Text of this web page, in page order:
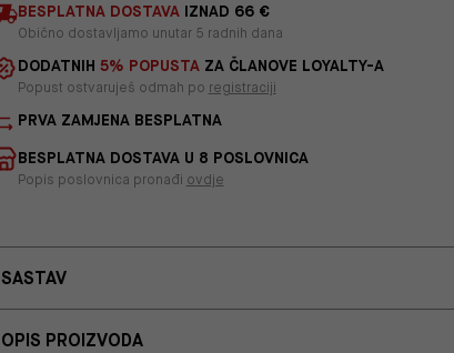
BESPLATNA DOSTAVAIZNAD 66 €
Obično dostavljamo unutar 5 radnih dana
DODATNIH 5% POPUSTAZA ČLANOVE LOYALTY-A
Popust ostvaruješ odmah po registraciji
PRVA ZAMJENA BESPLATNA
BESPLATNA DOSTAVA U 8 POSLOVNICA
Popis poslovnica pronađi ovdje
SASTAV
OPIS PROIZVODA